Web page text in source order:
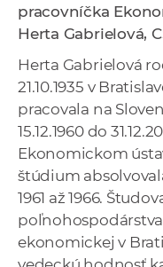
pracovníčka
Herta Gabrielová,
Herta Gabrielová
21.10.1935 v
pracovala na
15.12.1960 do
Ekonomickom
štúdium
1961 až 1966.
ekonomickej v